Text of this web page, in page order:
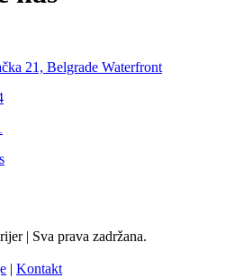
21, Belgrade Waterfront
| Sva prava zadržana.
| Kontakt